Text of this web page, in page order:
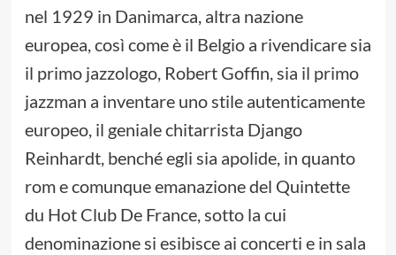
nel 1929 in Danimarca, altra nazione
europea, così come è il Belgio a rivendicare sia
il primo jazzologo, Robert Goffin, sia il primo
jazzman a inventare uno stile autenticamente
europeo, il geniale chitarrista Django
Reinhardt, benché egli sia apolide, in quanto
rom e comunque emanazione del Quintette
du Hot Club De France, sotto la cui
denominazione si esibisce ai concerti e in sala